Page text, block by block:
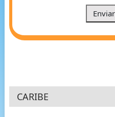
CARIBE